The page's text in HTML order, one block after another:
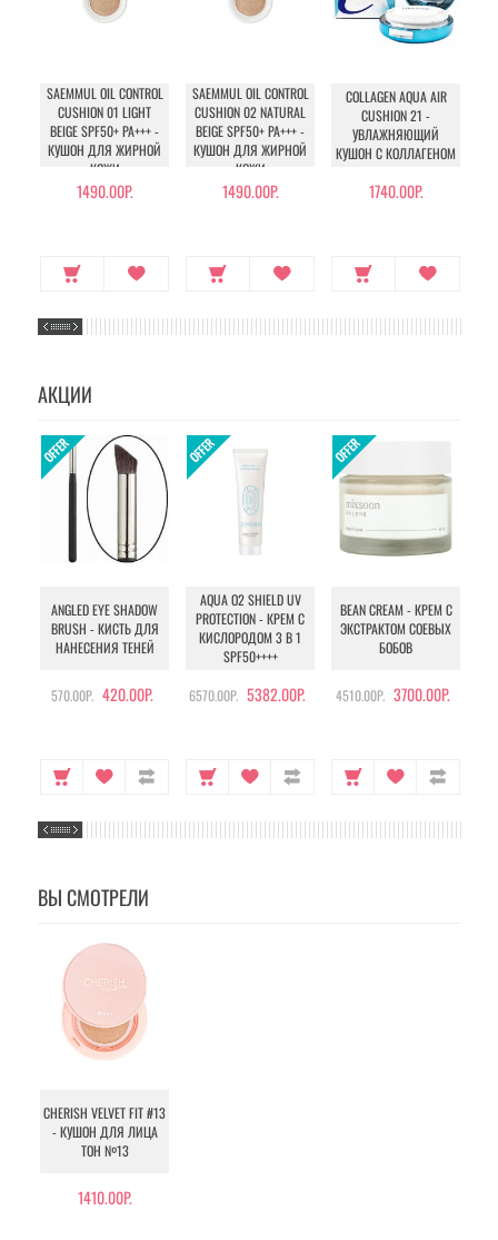
SAEMMUL OIL CONTROL
CUSHION 01 LIGHT
BEIGE SPF50+ PA+++ -
КУШОН ДЛЯ ЖИРНОЙ
КОЖИ
1490.00Р.
SAEMMUL OIL CONTROL
CUSHION 02 NATURAL
BEIGE SPF50+ PA+++ -
КУШОН ДЛЯ ЖИРНОЙ
КОЖИ
1490.00Р.
COLLAGEN AQUA AIR
CUSHION 21 -
УВЛАЖНЯЮЩИЙ
КУШОН С КОЛЛАГЕНОМ
1740.00Р.
АКЦИИ
ANGLED EYE SHADOW
BRUSH - КИСТЬ ДЛЯ
НАНЕСЕНИЯ ТЕНЕЙ
570.00Р. 420.00Р.
AQUA O2 SHIELD UV
PROTECTION - КРЕМ С
КИСЛОРОДОМ 3 В 1
SPF50++++
6570.00Р. 5382.00Р.
BEAN CREAM - КРЕМ С
ЭКСТРАКТОМ СОЕВЫХ
БОБОВ
4510.00Р. 3700.00Р.
ВЫ СМОТРЕЛИ
CHERISH VELVET FIT #13
- КУШОН ДЛЯ ЛИЦА
ТОН №13
1410.00Р.